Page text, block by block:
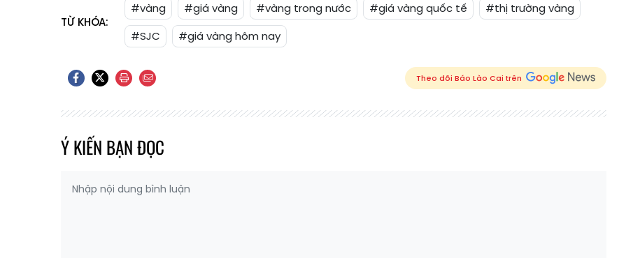
TỪ KHÓA:
#vàng #giá vàng #vàng trong nước #giá vàng quốc tế
#thị trường vàng
#SJC
#giá vàng hôm nay
Theo dõi Báo Lào Cai trên
Ý KIẾN BẠN ĐỌC